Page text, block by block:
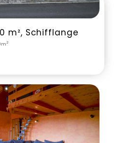
m², Schifflange
2